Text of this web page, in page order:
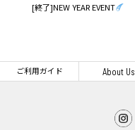
[終了]NEW YEAR EVENT
ご利用ガイド About Us